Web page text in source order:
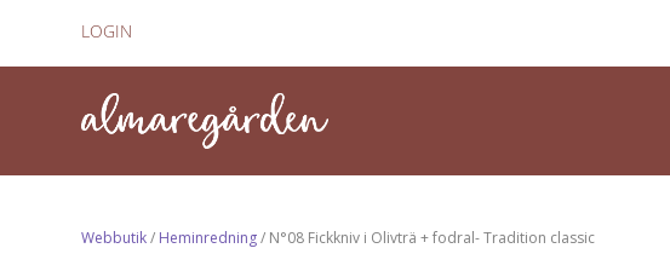
LOGIN
Webbutik/ Heminredning/ N°08 Fickkniv i Olivträ + fodral- Tradition classic